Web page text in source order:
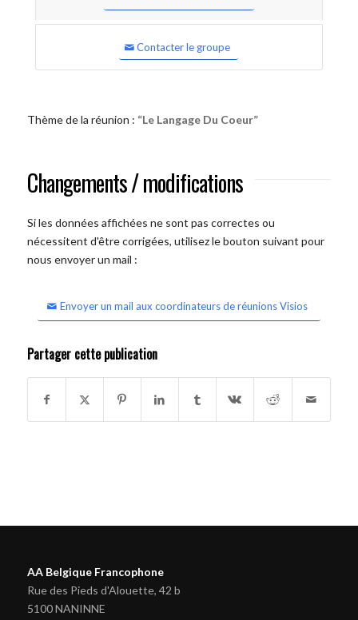
Contacter le groupe
Thème de la réunion : “Le Langage Du Coeur”
Changements / modifications
Si les données affichées ne sont pas correctes ou
nécessitent d'être corrigées, utilisez le bouton suivant pour
nous envoyer un mail :
Envoyer un mail aux coordinateurs de réunions Visios
Partager cette publication
AA Belgique Francophone
Rue des Pieds d'Alouette, 42 b
5100 NANINNE